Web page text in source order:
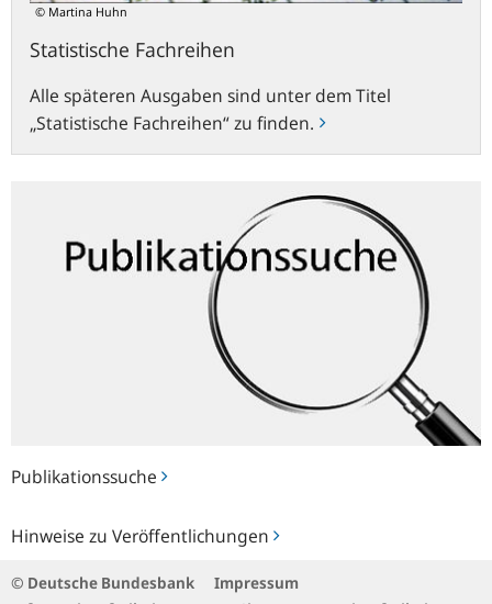
Publikationssuche
Hinweise zu Veröffentlichungen
zu
© Martina Huhn
Statistische Fachreihen
Alle späteren Ausgaben sind unter dem Titel
„Statistische Fachreihen“ zu finden.
© Deutsche Bundesbank
Impressum